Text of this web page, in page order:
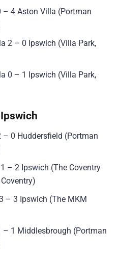
4 Aston Villa (Portman
2 – 0 Ipswich (Villa Park,
0 – 1 Ipswich (Villa Park,
0 Huddersfield (Portman
– 2 Ipswich (The Coventry
– 3 Ipswich (The MKM
1 Middlesbrough (Portman